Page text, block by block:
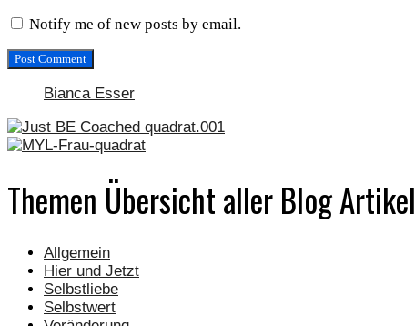
Notify me of new posts by email.
Bianca Esser
Themen Übersicht aller Blog Artikel
Allgemein
Hier und Jetzt
Selbstliebe
Selbstwert